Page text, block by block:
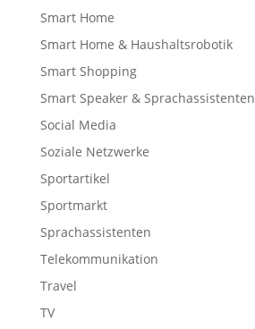
Smart Home
Smart Home & Haushaltsrobotik
Smart Shopping
Smart Speaker & Sprachassistenten
Social Media
Soziale Netzwerke
Sportartikel
Sportmarkt
Sprachassistenten
Telekommunikation
Travel
TV